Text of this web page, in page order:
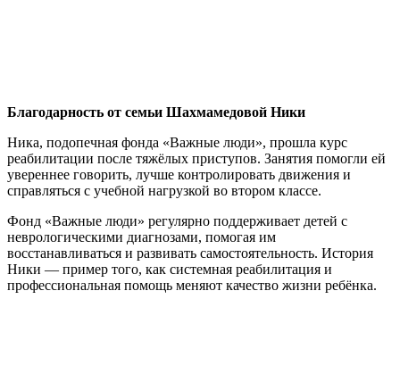
Благодарность от семьи Шахмамедовой Ники
Ника, подопечная фонда «Важные люди», прошла курс
реабилитации после тяжёлых приступов. Занятия помогли ей
увереннее говорить, лучше контролировать движения и
справляться с учебной нагрузкой во втором классе.
Фонд «Важные люди» регулярно поддерживает детей с
неврологическими диагнозами, помогая им
восстанавливаться и развивать самостоятельность. История
Ники — пример того, как системная реабилитация и
профессиональная помощь меняют качество жизни ребёнка.